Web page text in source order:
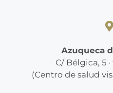
Azuqueca
C/ Bélgica, 5
(Centro de salud